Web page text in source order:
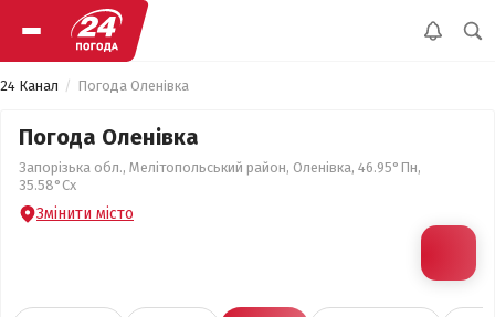
24 Канал Погода Оленівка
Погода Оленівка
Запорізька обл., Мелітопольський район, Оленівка, 46.95°Пн,
35.58°Сх
Змінити місто